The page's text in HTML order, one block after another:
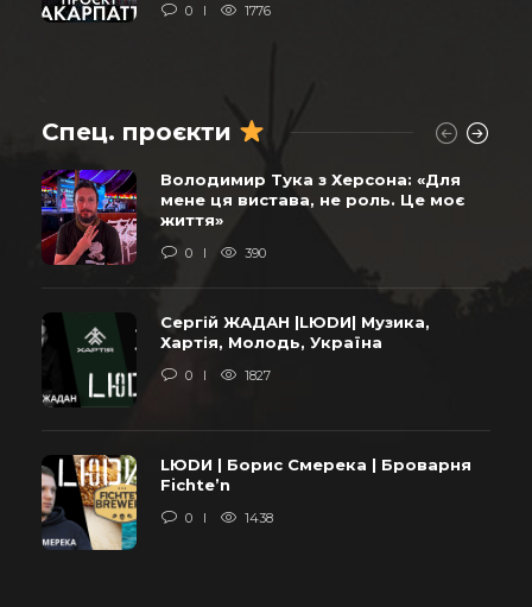
0 1776
Спец. проєкти
Володимир Тука з Херсона: «Для
мене ця вистава, не роль. Це моє
життя»
0 390
Сергій ЖАДАН |LЮDИ| Музика,
Хартія, Молодь, Україна
0 1827
LЮDИ | Борис Смерека | Броварня
Fichte’n
0 1438